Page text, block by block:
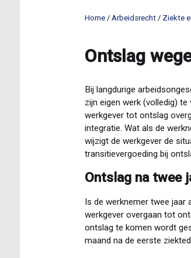
Home Arbeidsrecht Ziekte
Ontslag
Bij langdurige
zijn eigen werk (volledig)
werkgever tot ontslag
integratie. Wat als de
wijzigt de werkgever de
transitievergoeding bij
Ontslag na twee
Is de werknemer twee jaar
werkgever overgaan tot
ontslag te komen wordt
maand na de eerste